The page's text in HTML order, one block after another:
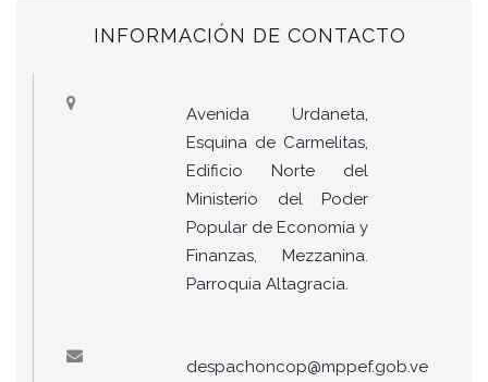
INFORMACIÓN DE CONTACTO
Avenida Urdaneta,
Esquina de Carmelitas,
Edificio Norte del
Ministerio del Poder
Popular de Economía y
Finanzas, Mezzanina.
Parroquia Altagracia.
despachoncop@mppef.gob.ve